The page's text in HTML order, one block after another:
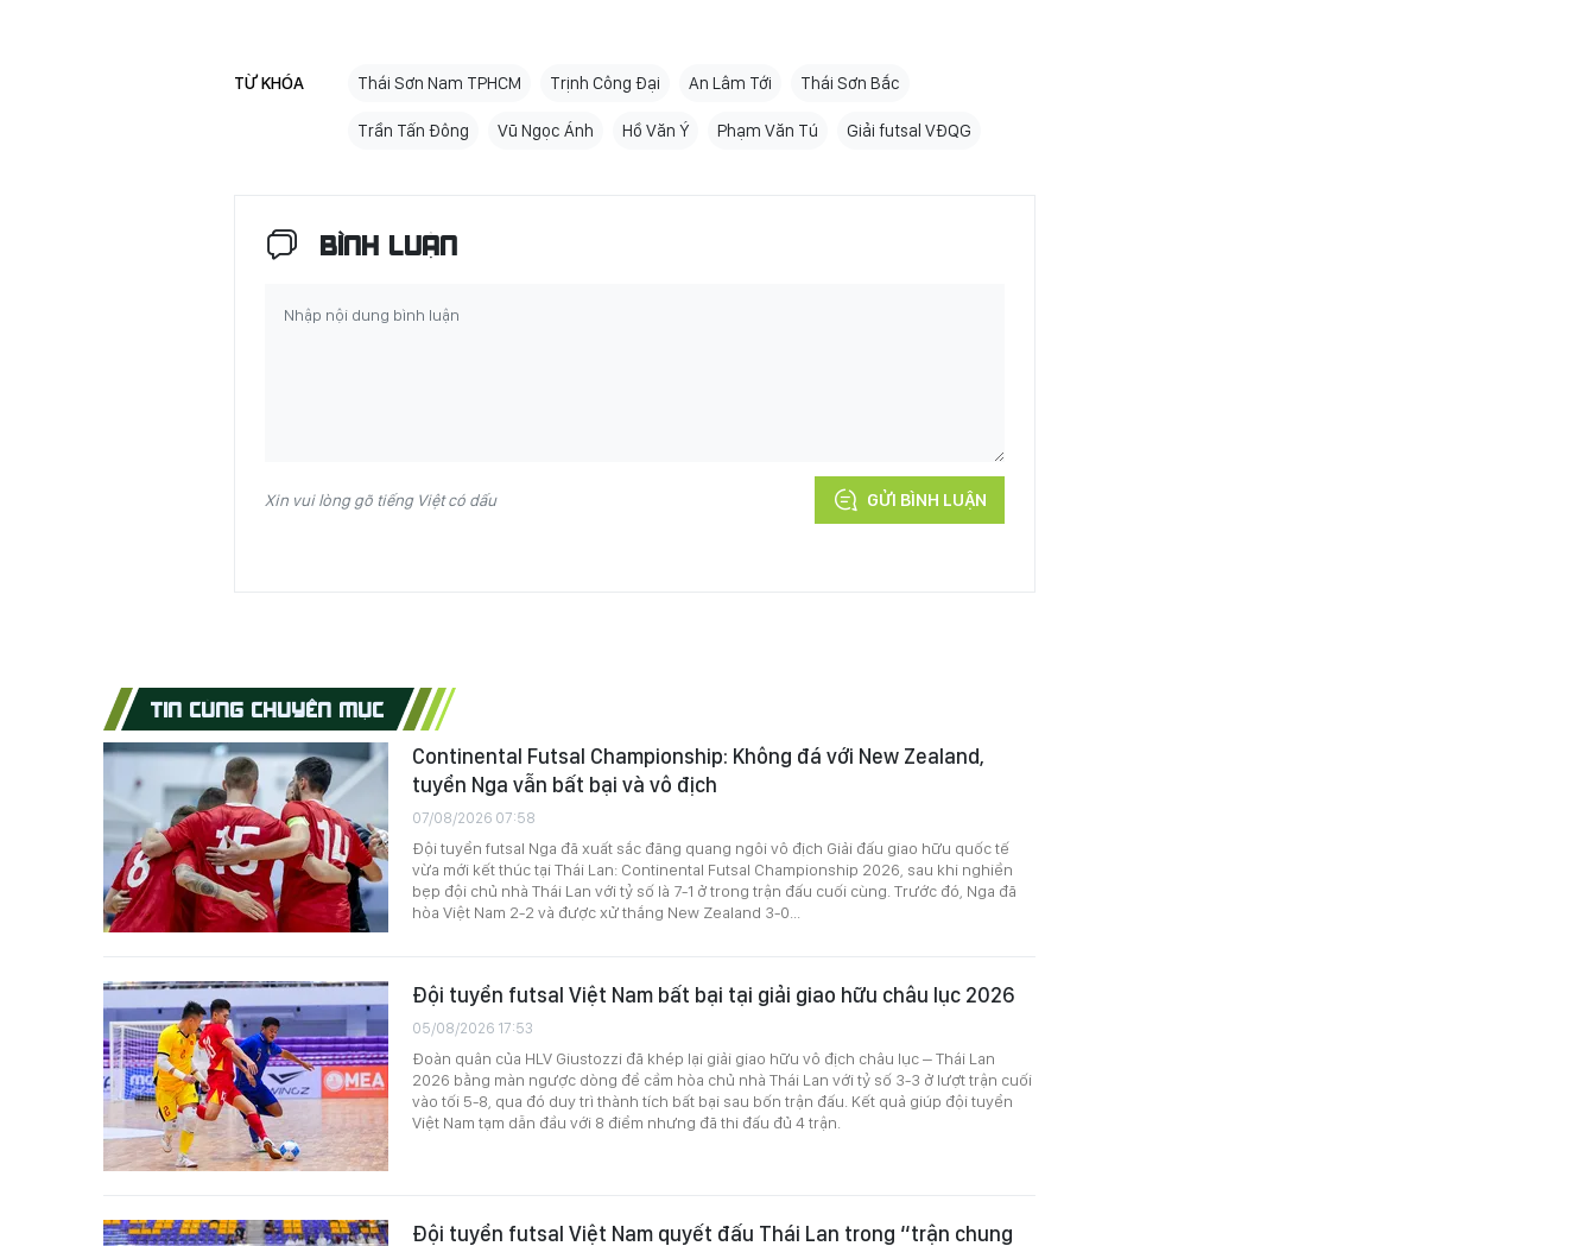
TỪ KHÓA Thái Sơn Nam TPHCM Trịnh Công Đại An Lâm Tới Thái Sơn Bắc
Trần Tấn Đông Vũ Ngọc Ánh Hồ Văn Ý Phạm Văn Tú Giải futsal VĐQG
BÌNH LUẬN
Xin vui lòng gõ tiếng Việt có dấu GỬI BÌNH LUẬN
TIN CÙNG CHUYÊN MỤC
Continental Futsal Championship: Không đá với New Zealand,
tuyển Nga vẫn bất bại và vô địch
07/08/2026 07:58
Đội tuyển futsal Nga đã xuất sắc đăng quang ngôi vô địch Giải đấu giao hữu quốc tế
vừa mới kết thúc tại Thái Lan: Continental Futsal Championship 2026, sau khi nghiền
bẹp đội chủ nhà Thái Lan với tỷ số là 7-1 ở trong trận đấu cuối cùng. Trước đó, Nga đã
hòa Việt Nam 2-2 và được xử thắng New Zealand 3-0...
Đội tuyển futsal Việt Nam bất bại tại giải giao hữu châu lục 2026
05/08/2026 17:53
Đoàn quân của HLV Giustozzi đã khép lại giải giao hữu vô địch châu lục – Thái Lan
2026 bằng màn ngược dòng để cầm hòa chủ nhà Thái Lan với tỷ số 3-3 ở lượt trận cuối
vào tối 5-8, qua đó duy trì thành tích bất bại sau bốn trận đấu. Kết quả giúp đội tuyển
Việt Nam tạm dẫn đầu với 8 điểm nhưng đã thi đấu đủ 4 trận.
Đội tuyển futsal Việt Nam quyết đấu Thái Lan trong “trận chung